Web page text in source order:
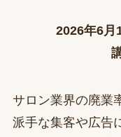
2026年6月
サロン業界の廃業
派手な集客や広告